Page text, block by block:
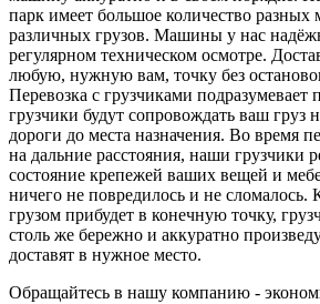
парк имеет большое количество разных
различных грузов. Машины у нас
регулярном техническом осмотре.
любую, нужную вам, точку без
Перевозка с грузчиками подразумевает
грузчики будут сопровождать ваш груз
дороги до места назначения. Во время
на дальние расстояния, наши грузчики
состояние крепежей ваших вещей и
ничего не повредилось и не
грузом прибудет в конечную точку,
столь же бережно и аккуратно
доставят в нужное место.
Обращайтесь в нашу компанию -